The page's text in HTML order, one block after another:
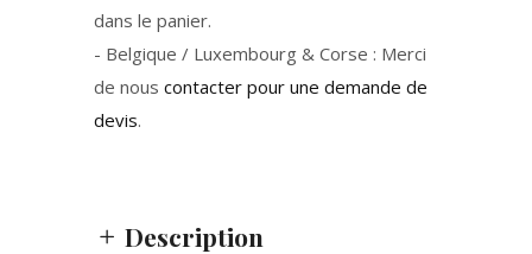
dans le panier.
- Belgique / Luxembourg & Corse : Merci
de nous contacter pour une demande de
devis.
Description